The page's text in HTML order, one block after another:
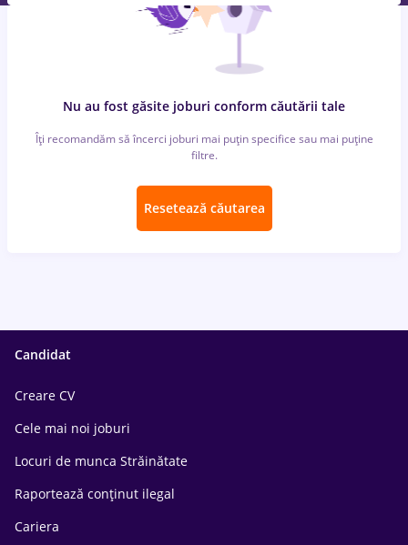
Nu au fost găsite joburi conform căutării tale
Îți recomandăm să încerci joburi mai puțin specifice sau mai puține
filtre.
Resetează căutarea
Candidat
Creare CV
Cele mai noi joburi
Locuri de munca Străinătate
Raportează conținut ilegal
Cariera